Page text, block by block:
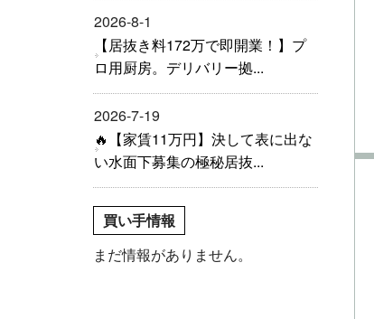
2026-8-1
【居抜き料172万で即開業！】プ
ロ用厨房。デリバリー拠...
2026-7-19
🔥【家賃11万円】決して表に出な
い水面下募集の極秘居抜...
買い手情報
まだ情報がありません。